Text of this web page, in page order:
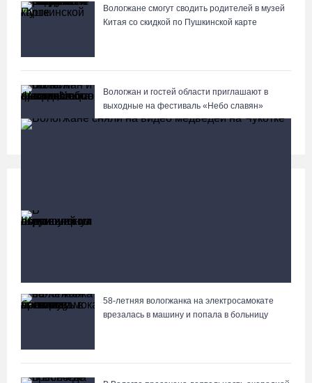
Вологжане сняли на видео медведей на Чукотке
Вологжане смогут сводить родителей в музей
Китая со скидкой по Пушкинской карте
Вологжан и гостей области приглашают в
выходные на фестиваль «Небо славян»
58-летняя вологжанка на электросамокате
врезалась в машину и попала в больницу